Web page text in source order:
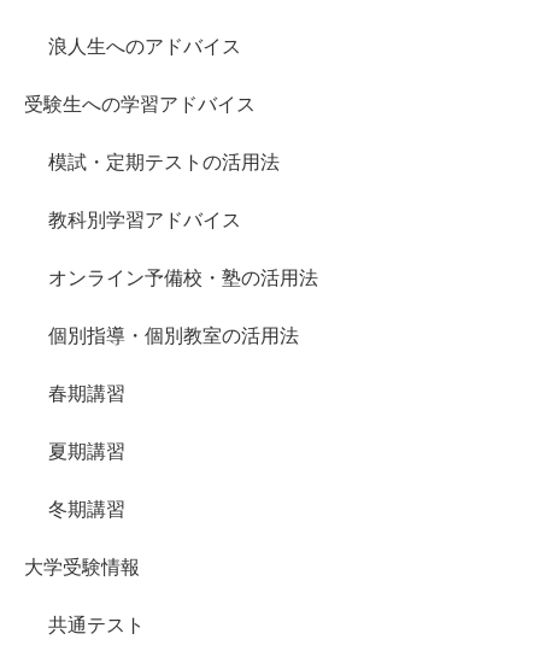
浪人生へのアドバイス
受験生への学習アドバイス
模試・定期テストの活用法
教科別学習アドバイス
オンライン予備校・塾の活用法
個別指導・個別教室の活用法
春期講習
夏期講習
冬期講習
大学受験情報
共通テスト